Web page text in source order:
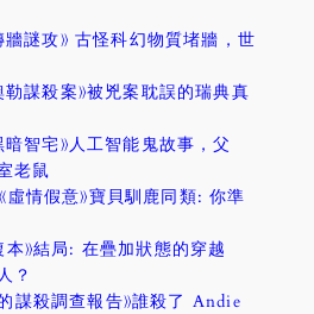
牆謎攻》 古怪科幻物質堵牆，世
勒謀殺案》被兇案耽誤的瑞典真
暗智宅》人工智能鬼故事，父
老鼠
《虛情假意》寶貝馴鹿同類: 你準
本》結局: 在疊加狀態的穿越
？
謀殺調查報告》誰殺了 Andie